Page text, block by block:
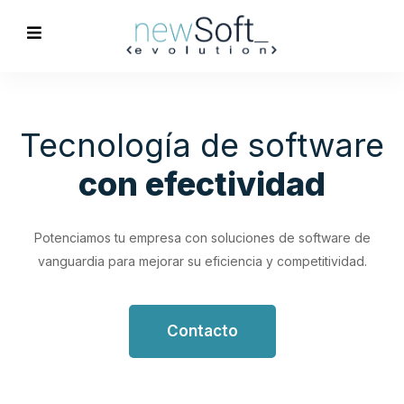
Optimización de
Procesos
trabajo.